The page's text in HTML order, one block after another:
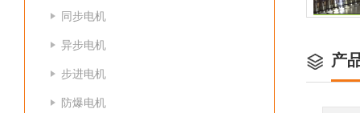
同步电机
异步电机
步进电机
防爆电机
产